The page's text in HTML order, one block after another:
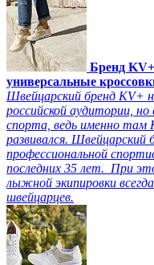
Бренд
универсальные
Швейцарский бренд KV+
российской аудитории,
спорта, ведь именно там
развивался. Швейцарский
профессиональной
последних 35 лет. При
лыжной экипировки
швейцарцев.